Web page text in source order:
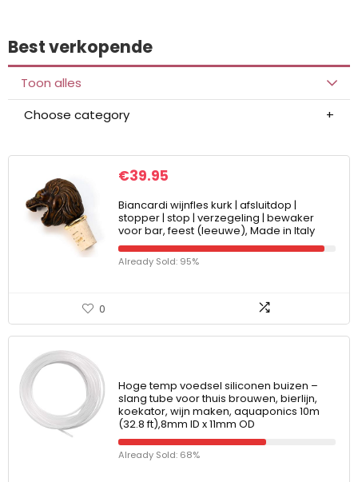
Best verkopende
Toon alles
Choose category
€39.95
Biancardi wijnfles kurk | afsluitdop |
stopper | stop | verzegeling | bewaker
voor bar, feest (leeuwe), Made in Italy
Already Sold: 95%
0
Hoge temp voedsel siliconen buizen –
slang tube voor thuis brouwen, bierlijn,
koekator, wijn maken, aquaponics 10m
(32.8 ft),8mm ID x 11mm OD
Already Sold: 68%